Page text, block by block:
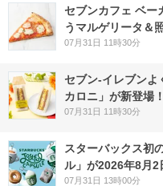
セブンカフェ ベー
うマルゲリータ＆
07月31日 11時30分
セブン‐イレブン
カロニ」が新登場！
07月31日 11時30分
スターバックス初
ル」が2026年8月2
07月31日 13時00分